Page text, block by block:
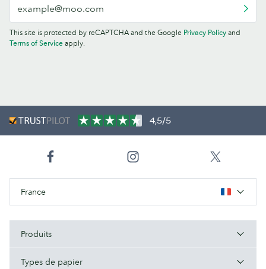
This site is protected by reCAPTCHA and the Google Privacy Policy and
Terms of Service apply.
4,5/5
France
Produits
Types de papier